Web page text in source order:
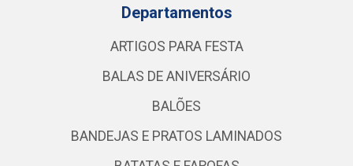
Departamentos
ARTIGOS PARA FESTA
BALAS DE ANIVERSÁRIO
BALÕES
BANDEJAS E PRATOS LAMINADOS